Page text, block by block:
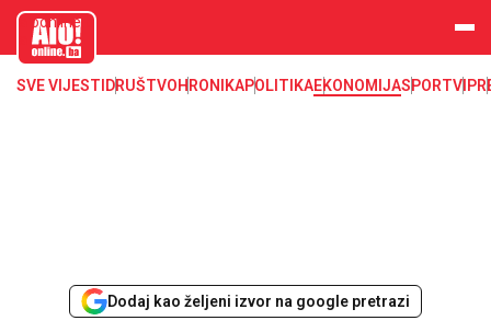
aloonline.b
SVE VIJESTI DRUŠTVOHRONIKAPOLITIKAEKONOMIJASPORTVIP
Dodaj kao željeni izvor na google pretrazi